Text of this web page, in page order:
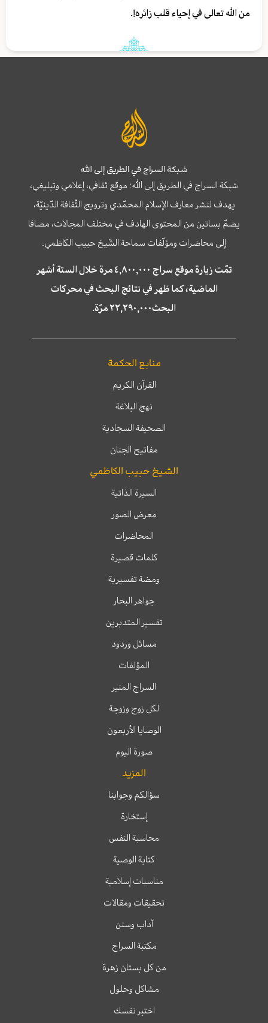
من الله تعالى في إحياء قلب زائره!.
شبكة السراج في الطريق إلى الله
شبكة السراج في الطريق إلى الله؛ موقع ثقافي، إعلامي وتبليغي،
يهدف لنشر معارف الإسلام المحمّدي وترويج الثّقافة الدّينيّة،
يضمّ بساتين من المحتوى الهادف في مختلف المجالات، مضافا
إلى محاضرات ومؤلّفات سماحة الشّيخ حبيب الكاظمي.
تمّت زيارة موقع سراج ٤,٨٠٠,٠٠٠ مرة خلال الستة أشهر
الماضية، كما ظهر في نتائج البحث في محركات
البحث٢٢,٢٩٠,٠٠٠ مرّة.
منابع الحكمة
القرآن الكريم
نهج البلاغة
الصحيفة السجادية
مفاتيح الجنان
الشيخ حبيب الكاظمي
السيرة الذاتية
معرض الصور
المحاضرات
كلمات قصيرة
ومضة تفسيرية
جواهر البحار
تفسير المتدبرين
مسائل وردود
المؤلفات
السراج المنير
لكل زوج وزوجة
الوصايا الأربعون
صورة اليوم
المزيد
سؤالكم وجوابنا
إستخارة
محاسبة النفس
كتابة الوصية
مناسبات إسلامية
تحقيقات ومقالات
آداب وسنن
مكتبة السراج
من كل بستان زهرة
مشاكل وحلول
اختبر نفسك